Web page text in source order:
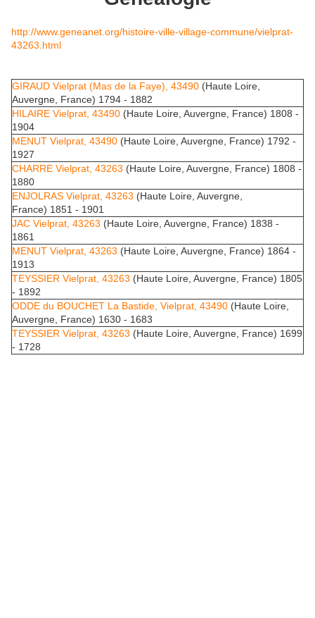
http://www.geneanet.org/histoire-ville-village-commune/vielprat-
43263.html
GIRAUD Vielprat (Mas de la Faye), 43490 (Haute Loire,
Auvergne, France) 1794 - 1882
HILAIRE Vielprat, 43490 (Haute Loire, Auvergne, France) 1808 -
1904
MENUT Vielprat, 43490 (Haute Loire, Auvergne, France) 1792 -
1927
CHARRE Vielprat, 43263 (Haute Loire, Auvergne, France) 1808 -
1880
ENJOLRAS Vielprat, 43263 (Haute Loire, Auvergne,
France) 1851 - 1901
JAC Vielprat, 43263 (Haute Loire, Auvergne, France) 1838 -
1861
MENUT Vielprat, 43263 (Haute Loire, Auvergne, France) 1864 -
1913
TEYSSIER Vielprat, 43263 (Haute Loire, Auvergne, France) 1805
- 1892
ODDE du BOUCHET La Bastide, Vielprat, 43490 (Haute Loire,
Auvergne, France) 1630 - 1683
TEYSSIER Vielprat, 43263 (Haute Loire, Auvergne, France) 1699
- 1728